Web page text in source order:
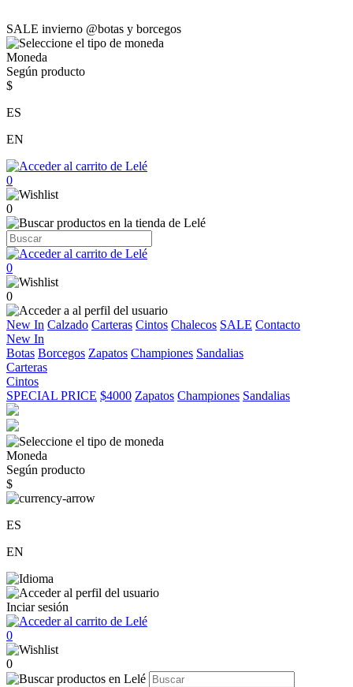
SALE invierno @botas y borcegos
Moneda
Según producto
$
ES
EN
0
0
0
0
New In Calzado Carteras Cintos Chalecos SALE Contacto
New In
Botas Borcegos Zapatos Championes Sandalias
Carteras
Cintos
SPECIAL PRICE $4000 Zapatos Championes Sandalias
Moneda
Según producto
$
ES
EN
Inciar sesión
0
0